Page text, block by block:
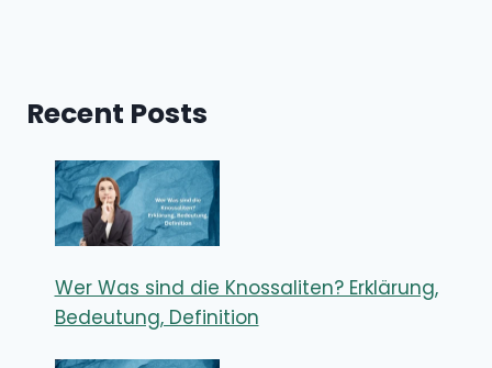
Recent Posts
Wer Was sind die Knossaliten? Erklärung,
Bedeutung, Definition